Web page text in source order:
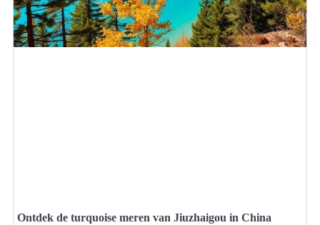
Ontdek de turquoise meren van Jiuzhaigou in China